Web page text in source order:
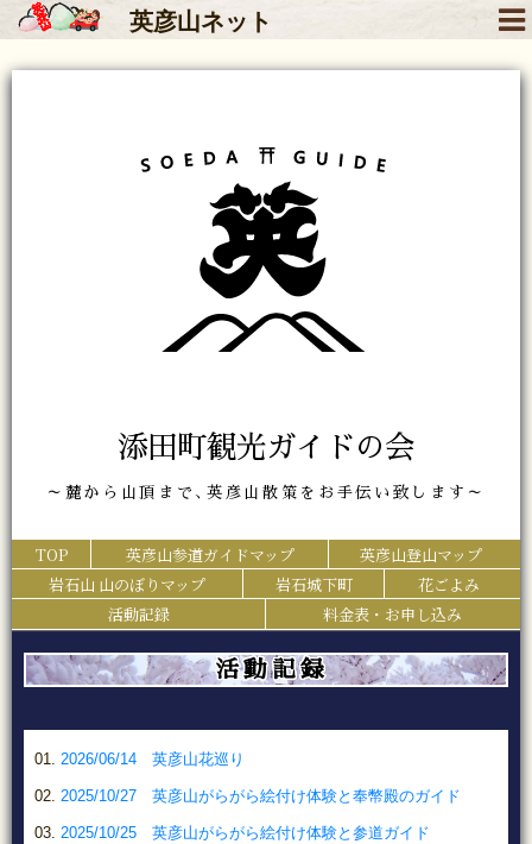
英彦山ネット
添田町観光ガイドの会
～麓から山頂まで､英彦山散策をお手伝い致します～
TOP 英彦山参道ガイドマップ
英彦山登山マップ
岩石山 山のぼりマップ
岩石城下町
花ごよみ
活動記録
料金表・お申し込み
活動記録
2026/06/14 英彦山花巡り
2025/10/27 英彦山がらがら絵付け体験と奉幣殿のガイド
2025/10/25 英彦山がらがら絵付け体験と参道ガイド